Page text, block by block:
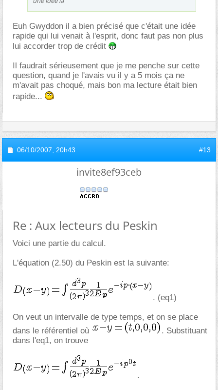
Euh Gwyddon il a bien précisé que c'était une idée
rapide qui lui venait à l'esprit, donc faut pas non plus
lui accorder trop de crédit
Il faudrait sérieusement que je me penche sur cette
question, quand je l'avais vu il y a 5 mois ça ne
m'avait pas choqué, mais bon ma lecture était bien
rapide...
06/10/2007, 20h43 #13
invite8ef93ceb
Re : Aux lecteurs du Peskin
Voici une partie du calcul.
L'équation (2.50) du Peskin est la suivante:
. (eq1)
On veut un intervalle de type temps, et on se place
dans le référentiel où
. Substituant
dans l'eq1, on trouve
.